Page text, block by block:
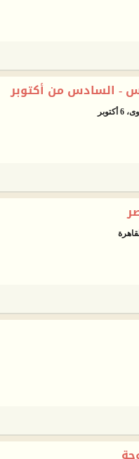
- السادس من أكتوبر